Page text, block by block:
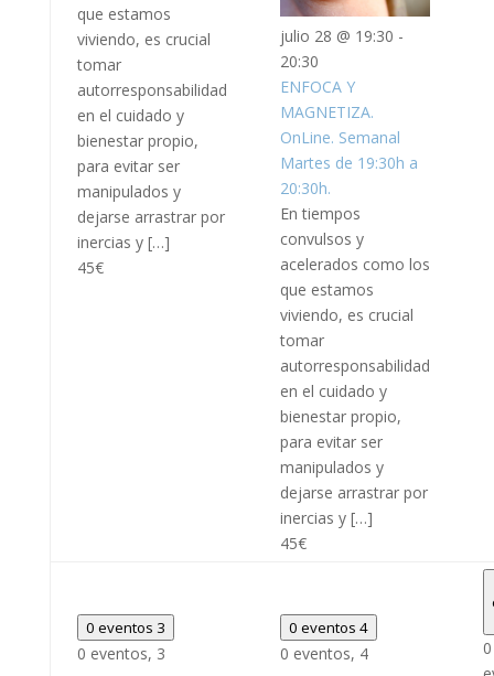
que estamos
viviendo, es crucial
tomar
autorresponsabilidad
en el cuidado y
bienestar propio,
para evitar ser
manipulados y
dejarse arrastrar por
inercias y […]
45€
julio 28 @ 19:30 -
20:30
ENFOCA Y
MAGNETIZA.
OnLine. Semanal
Martes de 19:30h a
20:30h.
En tiempos
convulsos y
acelerados como los
que estamos
viviendo, es crucial
tomar
autorresponsabilidad
en el cuidado y
bienestar propio,
para evitar ser
manipulados y
dejarse arrastrar por
inercias y […]
45€
0 eventos 3
0 eventos, 3
0 eventos 4
0 eventos, 4
0